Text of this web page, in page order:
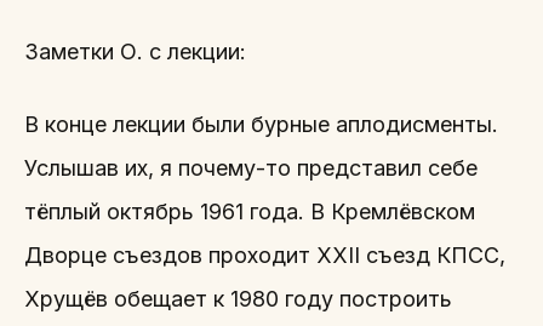
Заметки О. с лекции:
В конце лекции были бурные аплодисменты.
Услышав их, я почему-то представил себе
тёплый октябрь 1961 года. В Кремлёвском
Дворце съездов проходит XXII съезд КПСС,
Хрущёв обещает к 1980 году построить